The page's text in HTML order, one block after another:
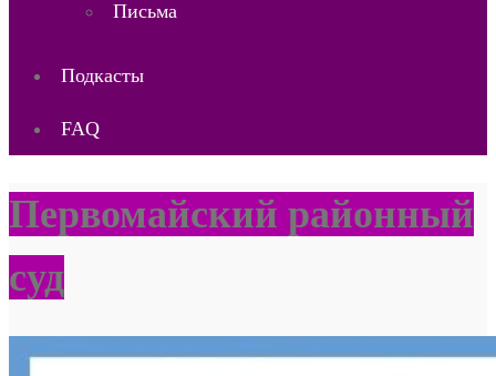
Письма
Подкасты
FAQ
Первомайский районный
суд